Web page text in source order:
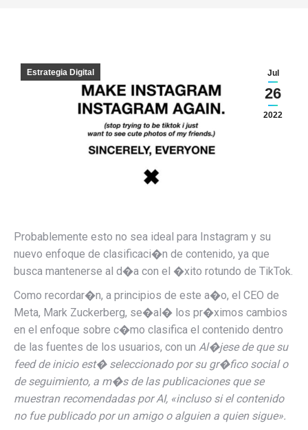
Jul
26
2022
Estrategia Digital
Probablemente esto no sea ideal para Instagram y su
nuevo enfoque de clasificaci�n de contenido, ya que
busca mantenerse al d�a con el �xito rotundo de TikTok.
Como recordar�n, a principios de este a�o, el CEO de
Meta, Mark Zuckerberg, se�al� los pr�ximos cambios
en el enfoque sobre c�mo clasifica el contenido dentro
de las fuentes de los usuarios, con un Al�jese de que su
feed de inicio est� seleccionado por su gr�fico social o
de seguimiento, a m�s de las publicaciones que se
muestran recomendadas por AI, «incluso si el contenido
no fue publicado por un amigo o alguien a quien sigue».